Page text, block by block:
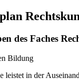
des Faches
Bildung
leistet in der